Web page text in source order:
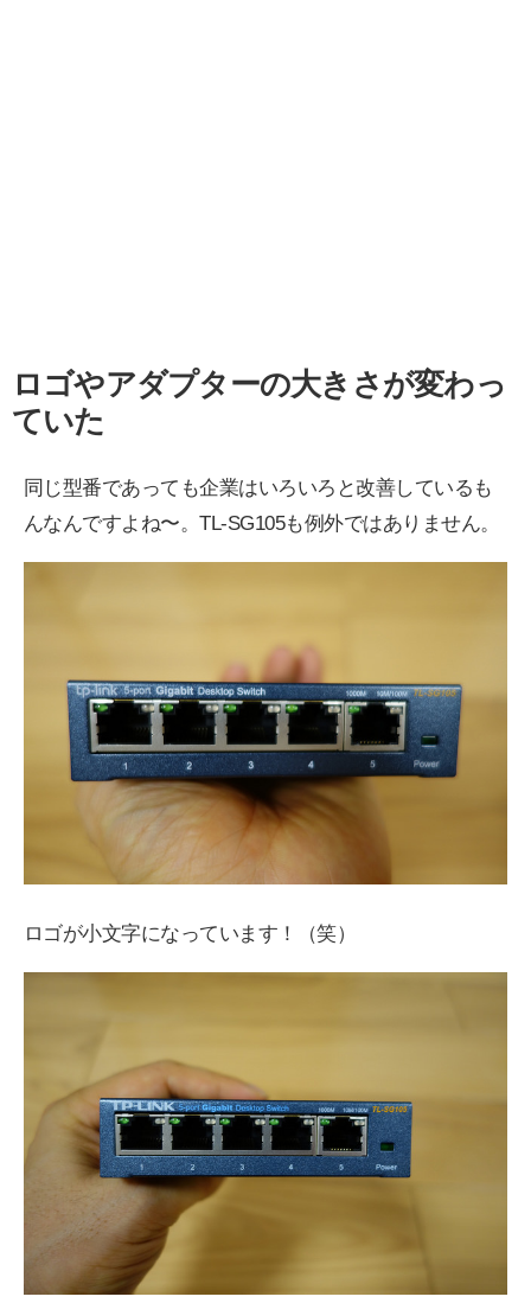
ロゴやアダプターの大きさが変わっ
ていた
同じ型番であっても企業はいろいろと改善しているも
んなんですよね〜。TL-SG105も例外ではありません。
ロゴが小文字になっています！（笑）